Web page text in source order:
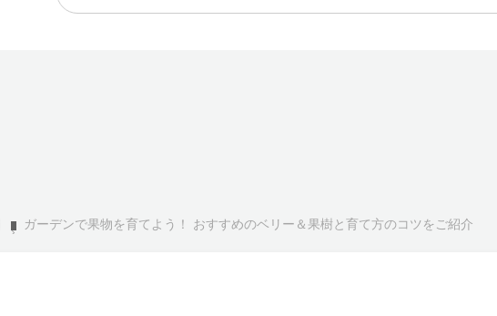
ガーデンで果物を育てよう！ おすすめのベリー＆果樹と育て方のコツをご紹介